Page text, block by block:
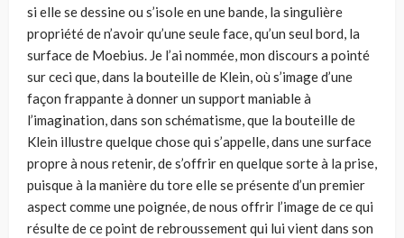
si elle se dessine ou s’isole en une bande, la singulière
propriété de n’avoir qu’une seule face, qu’un seul bord, la
surface de Moebius. Je l’ai nommée, mon discours a pointé
sur ceci que, dans la bouteille de Klein, où s’image d’une
façon frappan­te à donner un support maniable à
l’imagination, dans son schématisme, que la bouteille de
Klein illustre quelque chose qui s’appelle, dans une surface
propre à nous retenir, de s’offrir en quelque sorte à la prise,
puisque à la manière du tore elle se présente d’un premier
aspect comme une poignée, de nous offrir l’image de ce qui
résulte de ce point de rebroussement qui lui vient dans son